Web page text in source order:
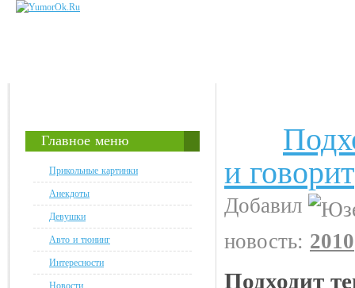
Главное меню
Прикольные картинки
Анекдоты
Девушки
Авто и тюнинг
Интересности
Новости
и говорит
Добавил
новость: 2010
Подходит